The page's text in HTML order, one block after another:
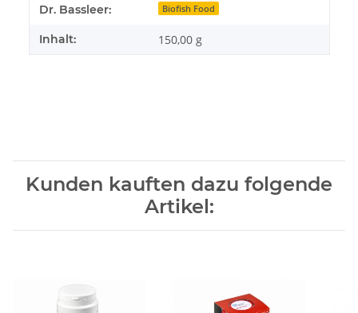
Produkteigenschaft
Wert
Dr. Bassleer: Biofish Food
Inhalt: 150,00 g
Kunden kauften dazu folgende
Artikel: